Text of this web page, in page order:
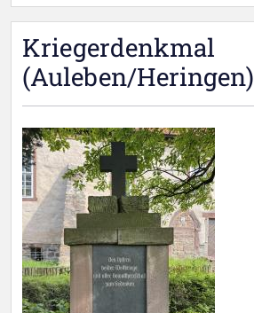
Kriegerdenkmal
(Auleben/Heringen)